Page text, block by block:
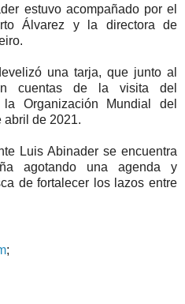
estuvo acompañado por el
Álvarez y la directora de
una tarja, que junto al
cuentas de la visita del
Organización Mundial del
abril de 2021.
Luis Abinader se encuentra
agotando una agenda y
de fortalecer los lazos entre
;